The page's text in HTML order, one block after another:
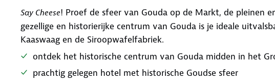
Say Cheese! Proef de sfeer van Gouda op de Markt, de pleinen
gezellige en historierijke centrum van Gouda is je ideale
Kaaswaag en de Siroopwafelfabriek.
ontdek het historische centrum van Gouda midden in het
prachtig gelegen hotel met historische Goudse sfeer